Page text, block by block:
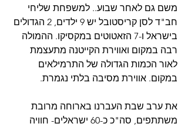
משם גם לאחר שבוע.. למשפחת שליחי
חב"ד לסן קריסטובל יש 9 ילדים, 2 הגדולים
בישראל ו-7 הזאטוטים במקסיקו. ההמולה
רבה במקום ואווירת הקייטנה מתעצמת
לאור הכמות הגדולה של התרמילאים
במקום. אווירת מסיבה בלתי נגמרת.
את ערב שבת העברנו בארוחה מרובת
משתתפים, סה"כ כ-60 ישראלים- חוויה